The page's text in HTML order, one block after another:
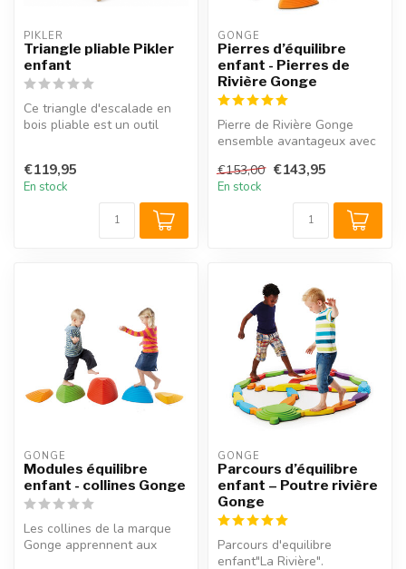
PIKLER
Triangle pliable Pikler
enfant
Ce triangle d'escalade en
bois pliable est un outil
€119,95
En stock
GONGE
Pierres d’équilibre
enfant - Pierres de
Rivière Gonge
Pierre de Rivière Gonge
ensemble avantageux avec
colli...
€153,00 €143,95
En stock
GONGE
Modules équilibre
enfant - collines Gonge
Les collines de la marque
Gonge apprennent aux
GONGE
Parcours d’équilibre
enfant – Poutre rivière
Gonge
Parcours d'equilibre
enfant"La Rivière".